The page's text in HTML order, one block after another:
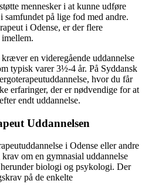
mennesker i at kunne udføre
på lige fod med andre.
i Odense, er der flere
en videregående uddannelse
typisk varer 3½-4 år. På Syddansk
hvor du får
erfaringer, der er nødvendige for at
endt uddannelse.
Uddannelsen
i Odense eller andre
om en gymnasial uddannelse
biologi og psykologi. Der
på de enkelte